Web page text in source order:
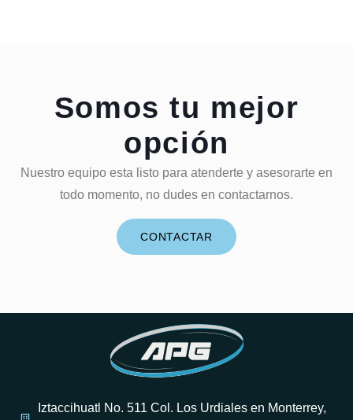
Somos tu mejor
opción
Nuestro equipo esta listo para atenderte y asesorarte en
todo momento, no dudes en contactarnos.
CONTACTAR
Iztaccihuatl No. 511 Col. Los Urdiales en Monterrey,